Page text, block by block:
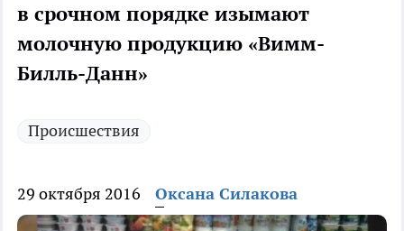
в срочном порядке изымают
молочную продукцию «Вимм-
Билль-Данн»
Происшествия
29 октября 2016 Оксана Силакова